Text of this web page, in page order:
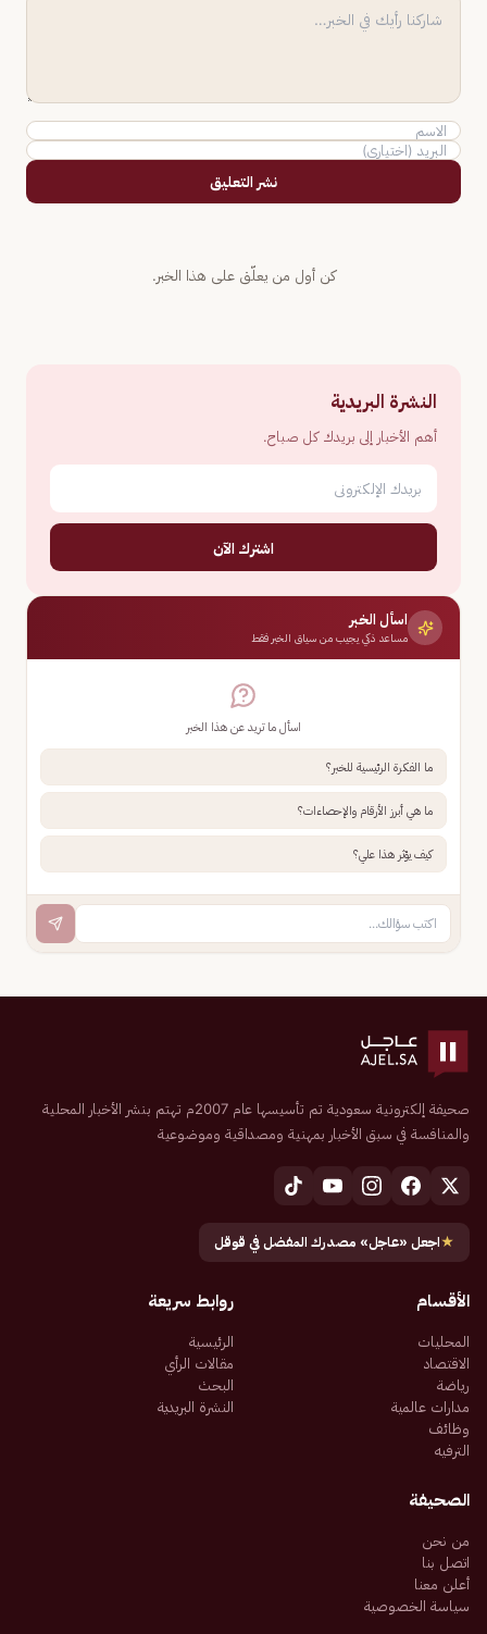
نشر التعليق
كن أول من يعلّق على هذا الخبر.
النشرة البريدية
أهم الأخبار إلى بريدك كل صباح.
اشترك الآن
اسأل الخبر
مساعد ذكي يجيب من سياق الخبر فقط
اسأل ما تريد عن هذا الخبر
ما الفكرة الرئيسية للخبر؟
ما هي أبرز الأرقام والإحصاءات؟
كيف يؤثر هذا علي؟
صحيفة إلكترونية سعودية تم تأسيسها عام 2007م تهتم بنشر الأخبار المحلية
والمنافسة في سبق الأخبار بمهنية ومصداقية وموضوعية
★اجعل «عاجل» مصدرك المفضل في قوقل
الأقسام
المحليات
الاقتصاد
رياضة
مدارات عالمية
وظائف
الترفيه
روابط سريعة
الرئيسية
مقالات الرأي
البحث
النشرة البريدية
الصحيفة
من نحن
اتصل بنا
أعلن معنا
سياسة الخصوصية